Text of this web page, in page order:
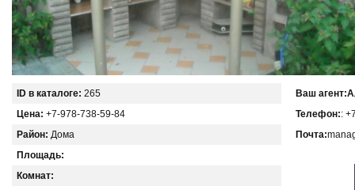
ID в каталоге: 265
Цена: +7-978-738-59-84
Район: Дома
Площадь:
Комнат:
Ваш агент:
Телефон::
Почта: